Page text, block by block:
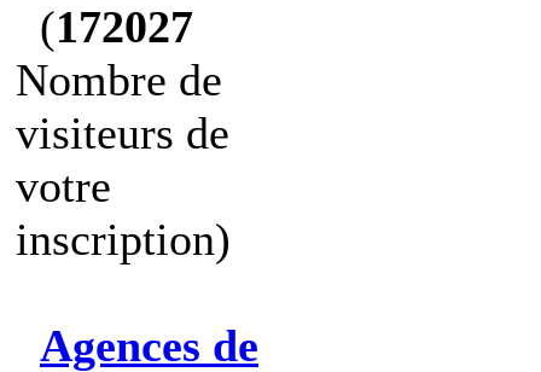
(172027
Nombre de
visiteurs de
votre
inscription)
Agences de